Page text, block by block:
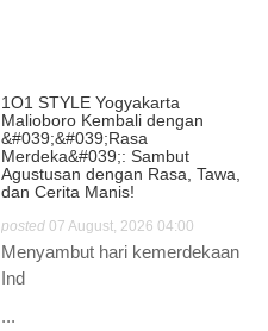
1O1 STYLE Yogyakarta
Malioboro Kembali dengan
&#039;&#039;Rasa
Merdeka&#039;: Sambut
Agustusan dengan Rasa, Tawa,
dan Cerita Manis!
posted 07 August, 2026 04:00
Menyambut hari kemerdekaan
Ind
...